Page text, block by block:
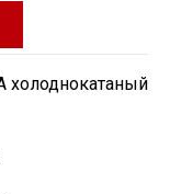
холоднокатаный